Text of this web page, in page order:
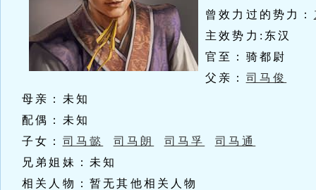
曾效力过的势力：
主效势力:东汉
官至：骑都尉
父亲： 司马俊
母亲：未知
配偶：未知
子女： 司马懿 司马朗 司马孚
司马通
兄弟姐妹：未知
相关人物：暂无其他相关人物